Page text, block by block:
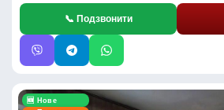
📞 Подзвонити
🆕 Нове